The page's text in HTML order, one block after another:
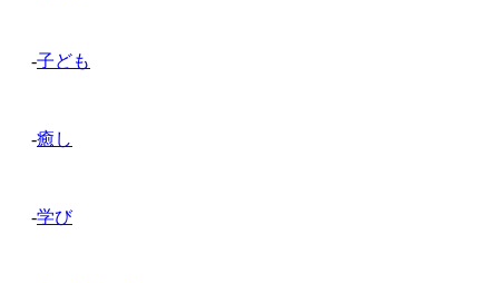
-子ども
-癒し
-学び